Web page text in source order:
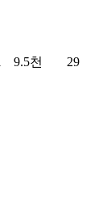
9.5천 29